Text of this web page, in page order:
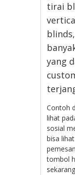
tirai
yang
Contoh
lihat
sosial
bisa
tombol